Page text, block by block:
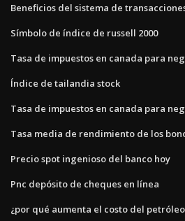
Beneficios del sistema de
Símbolo de índice de russell 2000
Tasa de impuestos en canada para
Índice de tailandia stock
Tasa de impuestos en canada para
Tasa media de rendimiento de los
Precio spot ingenioso del banco hoy
Pnc depósito de cheques en línea
¿por qué aumenta el costo del petróleo_